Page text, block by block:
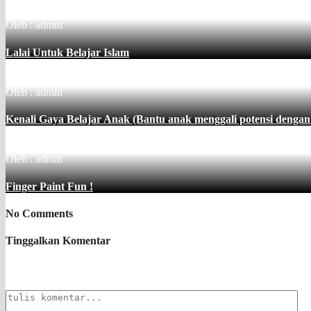
Oleh : admin
Lalai Untuk Belajar Islam
Oleh : admin
Kenali Gaya Belajar Anak (Bantu anak menggali potensi
Oleh : admin
Finger Paint Fun !
No Comments
Tinggalkan Komentar